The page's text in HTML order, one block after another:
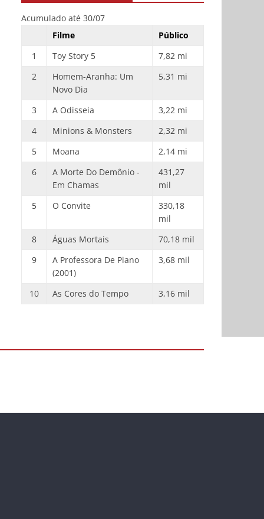
Acumulado até 30/07
Filme
Público
1
Toy Story 5
7,82 mi
2
Homem-Aranha: Um
Novo Dia
5,31 mi
3 A Odisseia
3,22 mi
4
Minions & Monsters
2,32 mi
5
Moana
2,14 mi
6
A Morte Do Demônio -
Em Chamas
431,27
mil
5
O Convite
330,18
mil
8
Águas Mortais
70,18 mil
9
A Professora De Piano
(2001)
3,68 mil
10 As Cores do Tempo 3,16 mil